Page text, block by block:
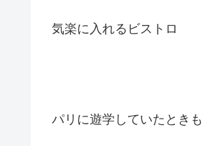
気楽に入れるビストロ
パリに遊学していたときも